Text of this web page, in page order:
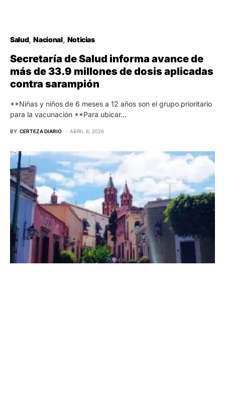
Salud Nacional Noticias
Secretaría de Salud informa avance de
más de 33.9 millones de dosis aplicadas
contra sarampión
**Niñas y niños de 6 meses a 12 años son el grupo prioritario
para la vacunación **Para ubicar…
BY CERTEZA DIARIO ABRIL 6, 2026